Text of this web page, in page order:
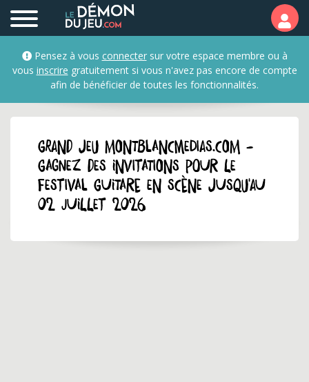
Pensez à vous connectersur votre espace membre ou à
vous inscrire gratuitement si vous n'avez pas encore de compte
afin de bénéficier de toutes les fonctionnalités.
GRAND JEU montblancmedias.com -
Gagnez des invitations pour le
Festival Guitare en scène jusqu'au
02 juillet 2026